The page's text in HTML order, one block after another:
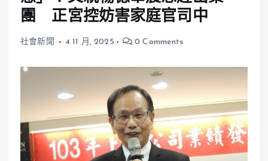
團 正宮控妨害家庭官司中
社會新聞 4 11 月, 2025 0 Comments